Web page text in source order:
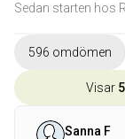
Sedan starten hos
596 omdömen
Visar
Sanna F